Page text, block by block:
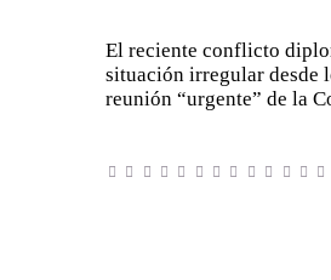
El reciente conflicto
situación irregular desde
reunión “urgente” de la